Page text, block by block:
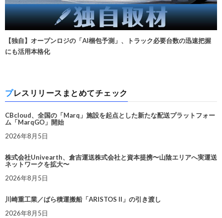
【独自】オープンロジの「AI梱包予測」、トラック必要台数の迅速把握
にも活用本格化
プレスリリースまとめてチェック
CBcloud、全国の「Marq」施設を起点とした新たな配送プラットフォー
ム「MarqGO」開始
2026年8月5日
株式会社Univearth、倉吉運送株式会社と資本提携〜山陰エリアへ実運送
ネットワークを拡大〜
2026年8月5日
川崎重工業／ばら積運搬船「ARISTOS II」の引き渡し
2026年8月5日